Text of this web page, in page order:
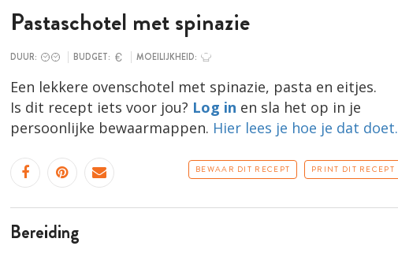
Pastaschotel met spinazie
DUUR: BUDGET: MOEILIJKHEID:
Een lekkere ovenschotel met spinazie, pasta en eitjes.
Is dit recept iets voor jou? Log in en sla het op in je
persoonlijke bewaarmappen. Hier lees je hoe je dat doet.
BEWAAR DIT RECEPT PRINT DIT RECEPT
bereiding